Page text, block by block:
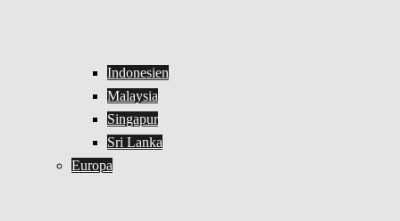
Indonesien
Malaysia
Singapur
Sri Lanka
Europa